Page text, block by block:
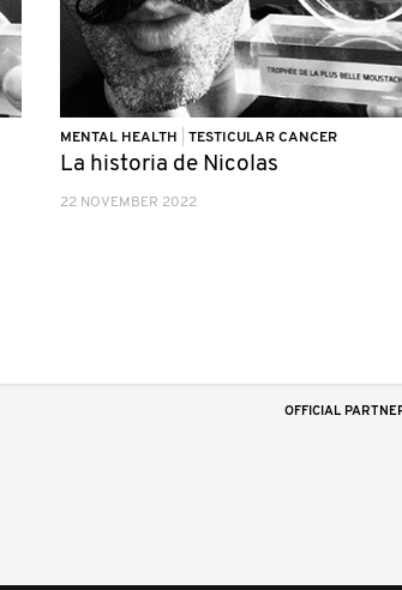
MENTAL HEALTH TESTICULAR CANCER
La historia de Nicolas
22 NOVEMBER 2022
OFFICIAL